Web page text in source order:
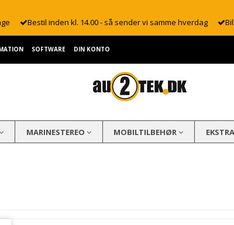
Bestil inden kl. 14.00 - så sender vi samme hverdag
SOFTWARE DIN KONTO
MARINESTEREO MOBILTILBEHØR